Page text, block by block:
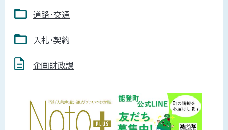
道路・交通
入札・契約
企画財政課